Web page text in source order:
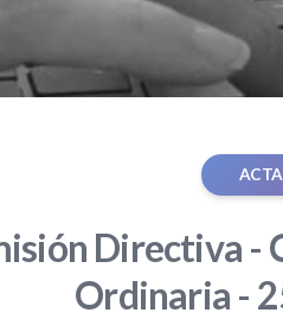
Directiva -
Ordinaria -